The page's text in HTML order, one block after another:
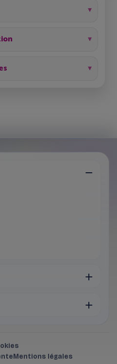
programme
Homme
Mentions légales